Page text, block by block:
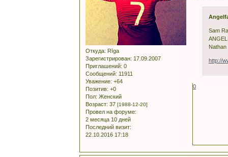
Откуда: Rīga
Зарегистрирован: 17.09.2007
Приглашений: 0
Сообщений: 11911
Уважение: +64
Позитив: +0
Пол: Женский
Возраст: 37 [1988-12-20]
Провел на форуме:
2 месяца 10 дней
Последний визит:
22.10.2016 17:18
Sam
http://
0